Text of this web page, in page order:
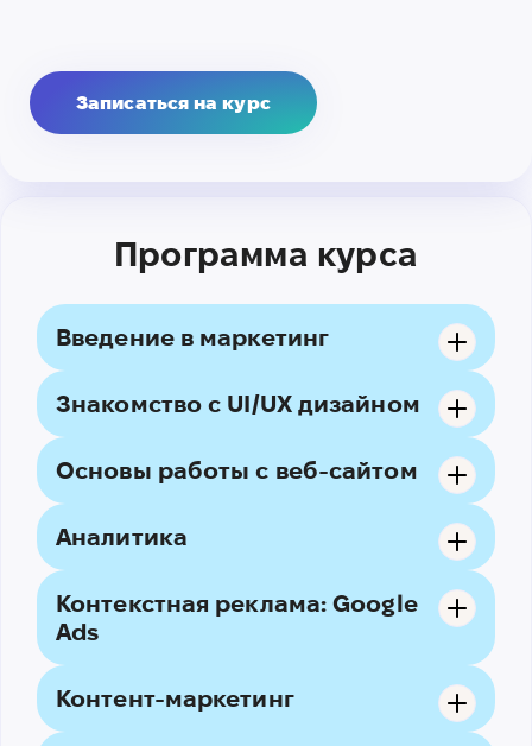
Записаться на курс
Программа курса
Введение в маркетинг
Практика:
Знакомство с UI/UX дизайном
Практика:
Основы работы с веб-сайтом
Аналитика
Контекстная реклама: Google
Ads
Контент-маркетинг